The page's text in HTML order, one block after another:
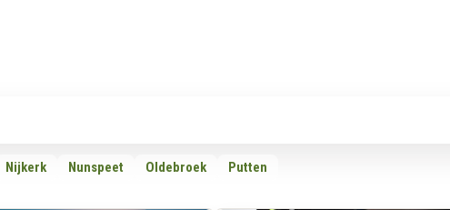
Nijkerk Nunspeet Oldebroek Putten